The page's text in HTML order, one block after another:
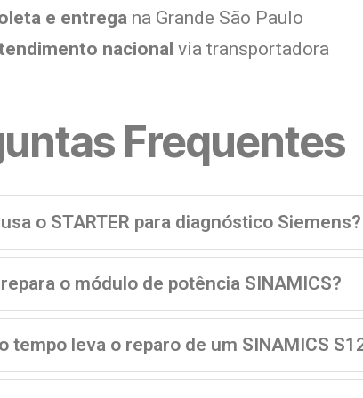
e entregana Grande São Paulo
nacional via transportadora
Frequentes
o STARTER para diagnóstico Siemens?
repara o módulo de potência SINAMICS?
tempo leva o reparo de um SINAMICS